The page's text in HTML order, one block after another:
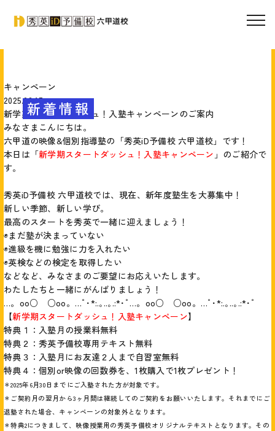
新着情報
キャンペーン
2025.03.17
新学期スタートダッシュ！入塾キャンペーンのご案内
みなさまこんにちは。
六甲道の映像&個別指導塾の「秀英iD予備校 六甲道校」です！
本日は「新学期スタートダッシュ！入塾キャンペーン 」のご紹介で
す。
秀英iD予備校 六甲道校では、現在、新年度塾生を大募集中！
新しい季節、新しい学び。
最高のスタートを秀英で一緒に迎えましょう！
◉まだ塾が決まっていない
◉進級を機に勉強に力を入れたい
◉英検などの検定を取得したい
などなど、みなさまのご要望にお応えいたします。
わたしたちと一緒にがんばりましょう！
…。oо○ ○оo。…ﾟ･*:.｡..｡.:*･ﾟ…。oо○ ○оo。…ﾟ･*:.｡..｡.:*･ﾟ
【新学期スタートダッシュ！入塾キャンペーン】
特典１：入塾月の授業料無料
特典２：秀英予備校専用テキスト無料
特典３：入塾月にお友達２人まで自習室無料
特典４：個別or映像の回数券を、1枚購入で1枚プレゼント！
＊2025年6月30日までにご入塾された方が対象です。
＊ご契約月の翌月から3ヶ月間は継続してのご契約をお願いいたします。それまでにご
退塾された場合、キャンペーンの対象外となります。
＊特典2につきまして、映像授業用の秀英予備校オリジナルテキストとなります。その